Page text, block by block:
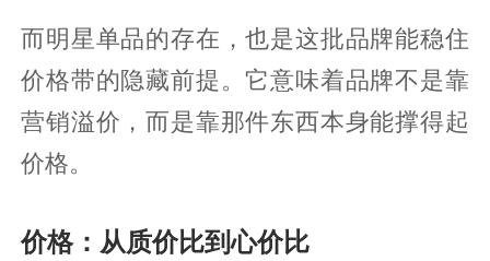
而明星单品的存在，也是这批品牌能稳住
价格带的隐藏前提。它意味着品牌不是靠
营销溢价，而是靠那件东西本身能撑得起
价格。
价格：从质价比到心价比